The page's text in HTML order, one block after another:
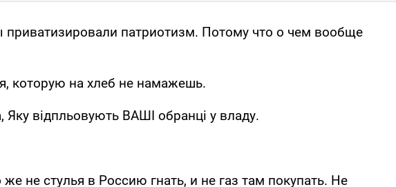
патриотизм. Потому что о чем вообще
которую на хлеб не намажешь.
Яку вiдпльовують ВАШІ обранці у владу.
же не стулья в Россию гнать, и не газ там покупать. Не